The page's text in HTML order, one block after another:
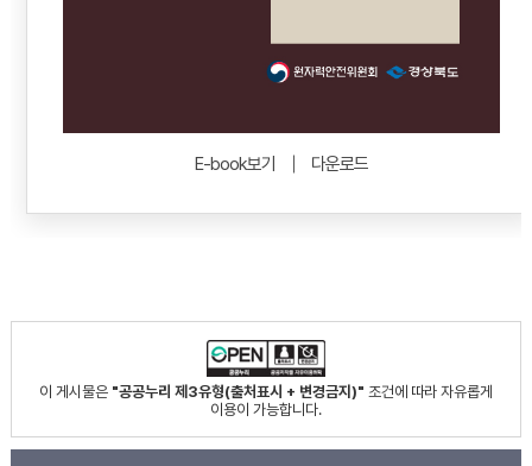
E-book보기 다운로드
이 게시물은 "공공누리 제3유형(출처표시 + 변경금지)" 조건에 따라 자유롭게
이용이 가능합니다.